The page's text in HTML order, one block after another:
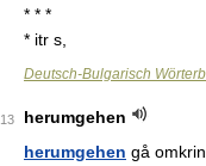
* * *
* itr s,
Deutsch-Bulgarisch
13
herumgehen
herumgehen gå